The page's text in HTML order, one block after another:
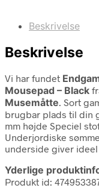
Beskrivelse
Beskrivelse
Vi har fundet
Mousepad – Black
Musemåtte. Sort
brugbar plads til din
mm højde Speciel
Underjordiske
underside giver
Yderlige
Produkt id: